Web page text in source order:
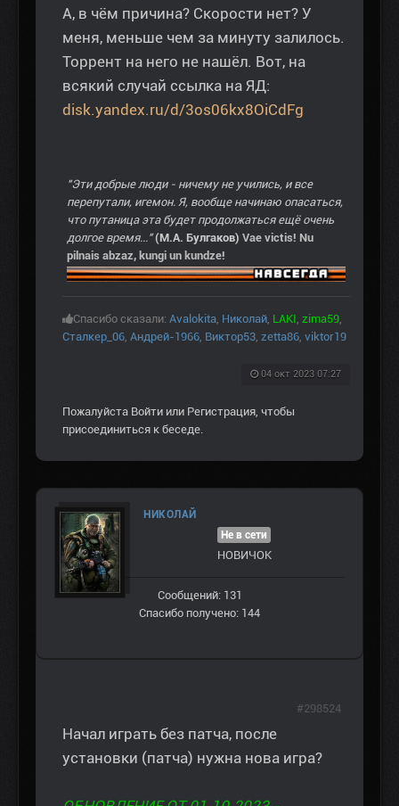
А, в чём причина? Скорости нет? У
меня, меньше чем за минуту залилось.
Торрент на него не нашёл. Вот, на
всякий случай ссылка на ЯД:
disk.yandex.ru/d/3os06kx8OiCdFg
"Эти добрые люди - ничему не учились, и все
перепутали, игемон. Я, вообще начинаю опасаться,
что путаница эта будет продолжаться ещё очень
долгое время..." (М.А. Булгаков) Vae victis! Nu
pilnais abzaz, kungi un kundze!
Спасибо сказали: Avalokita, Николай, LAKI, zima59,
Сталкер_06, Андрей-1966, Виктор53, zetta86, viktor19
04 окт 2023 07:27
Пожалуйста Войти или Регистрация, чтобы
присоединиться к беседе.
НИКОЛАЙ
Не в сети
НОВИЧОК
Сообщений: 131
Спасибо получено: 144
Начал играть без патча, после
установки (патча) нужна нова игра?
#298524